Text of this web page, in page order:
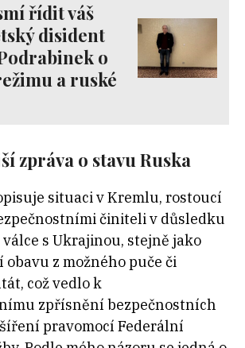
řídit váš
disident
o
a ruské
zpráva o stavu Ruska
situaci v Kremlu, rostoucí
činiteli v důsledku
s Ukrajinou, stejně jako
z možného puče či
což vedlo k
zpřísnění bezpečnostních
pravomocí Federální